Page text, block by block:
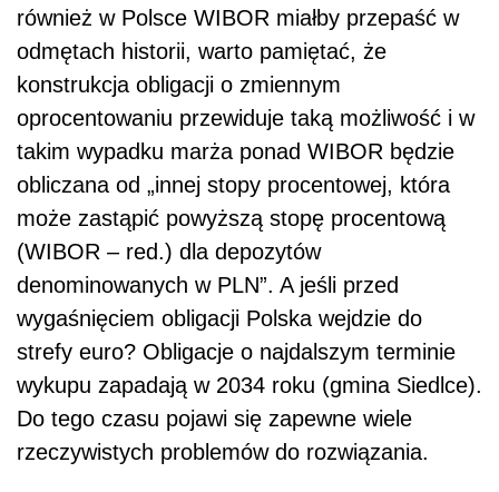
również w Polsce WIBOR miałby przepaść w
odmętach historii, warto pamiętać, że
konstrukcja obligacji o zmiennym
oprocentowaniu przewiduje taką możliwość i w
takim wypadku marża ponad WIBOR będzie
obliczana od „innej stopy procentowej, która
może zastąpić powyższą stopę procentową
(WIBOR – red.) dla depozytów
denominowanych w PLN”. A jeśli przed
wygaśnięciem obligacji Polska wejdzie do
strefy euro? Obligacje o najdalszym terminie
wykupu zapadają w 2034 roku (gmina Siedlce).
Do tego czasu pojawi się zapewne wiele
rzeczywistych problemów do rozwiązania.